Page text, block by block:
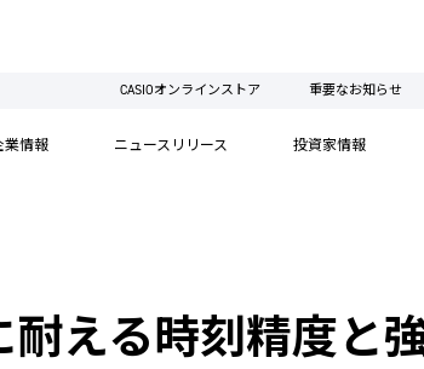
CASIOオンラインストア 重要なお知らせ
業情報 ニュースリリース 投資家情報
える時刻精度と